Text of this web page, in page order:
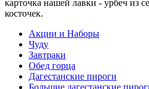
карточка нашей лавки - урбеч из
косточек.
Акции и Наборы
Чуду
Завтраки
Обед горца
Дагестанские пироги
Большие дагестанские